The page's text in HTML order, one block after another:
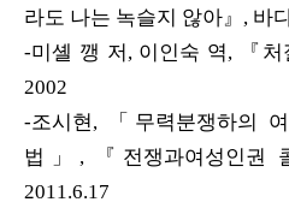
라도 나는 녹슬지 않아』, 바
-미셸 깽 저, 이인숙 역, 『
2002
-조시현, 「무력분쟁하의
법」, 『전쟁과여성인권
2011.6.17